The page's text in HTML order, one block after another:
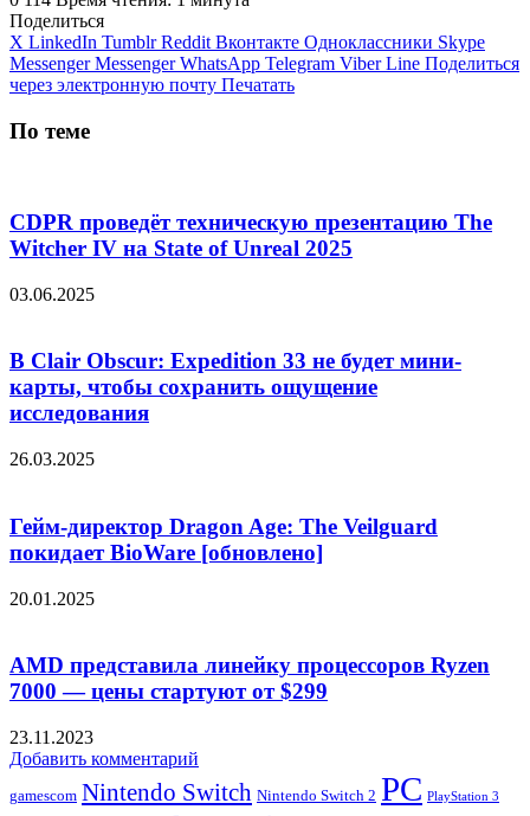
Поделиться
X LinkedIn Tumblr Reddit Вконтакте Одноклассники Skype
Messenger Messenger WhatsApp Telegram Viber Line Поделиться
через электронную почту Печатать
По теме
CDPR проведёт техническую презентацию The
Witcher IV на State of Unreal 2025
03.06.2025
В Clair Obscur: Expedition 33 не будет мини-
карты, чтобы сохранить ощущение
исследования
26.03.2025
Гейм-директор Dragon Age: The Veilguard
покидает BioWare [обновлено]
20.01.2025
AMD представила линейку процессоров Ryzen
7000 — цены стартуют от $299
23.11.2023
Добавить комментарий
gamescom Nintendo Switch Nintendo Switch 2 PC PlayStation 3